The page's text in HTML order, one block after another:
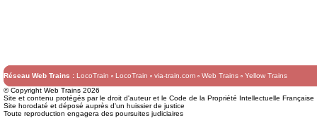
Réseau Web Trains : LocoTrain LocoTrain via-train.com Web Trains
Yellow Trains
© Copyright Web Trains 2026
Site et contenu protégés par le droit d'auteur et le Code de la Propriété Intellectuelle Française
Site horodaté et déposé auprès d'un huissier de justice
Toute reproduction engagera des poursuites judiciaires